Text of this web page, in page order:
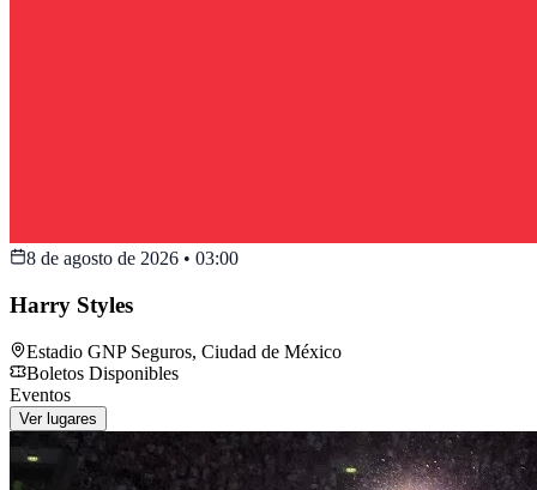
8 de agosto de 2026 • 03:00
Harry Styles
Estadio GNP Seguros, Ciudad de México
Boletos Disponibles
Eventos
Ver lugares